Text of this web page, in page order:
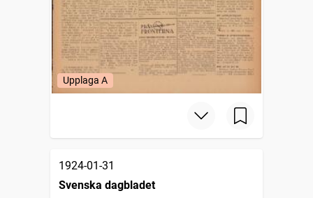
Upplaga A
1924-01-31
Svenska dagbladet